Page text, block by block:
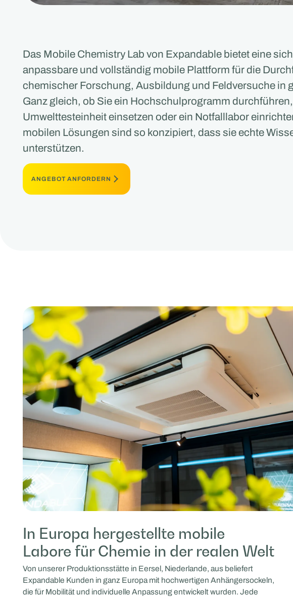
Das Mobile Chemistry Lab von Expandable bietet eine
anpassbare und vollständig mobile Plattform für die
chemischer Forschung, Ausbildung und Feldversuche in
Ganz gleich, ob Sie ein Hochschulprogramm
Umwelttesteinheit einsetzen oder ein Notfalllabor
mobilen Lösungen sind so konzipiert, dass sie echte
unterstützen.
ANGEBOT ANFORDERN
In Europa hergestellte mobile
Labore für Chemie in der realen Welt
Von unserer Produktionsstätte in Eersel, Niederlande, aus beliefert
Expandable Kunden in ganz Europa mit hochwertigen Anhängersockeln,
die für Mobilität und individuelle Anpassung entwickelt wurden. Jede